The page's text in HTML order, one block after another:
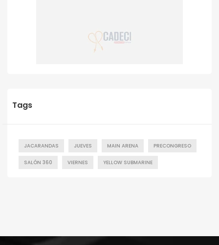
Tags
JACARANDAS JUEVES MAIN ARENA PRECONGRESO
SALÓN 360 VIERNES YELLOW SUBMARINE